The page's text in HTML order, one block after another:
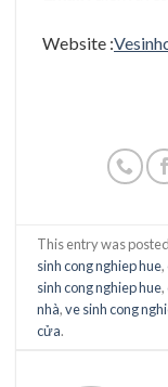
Website :
This entry was
sinh cong nghiep hue,
sinh cong nghiep hue,
nhà,ve sinh cong
cửa.